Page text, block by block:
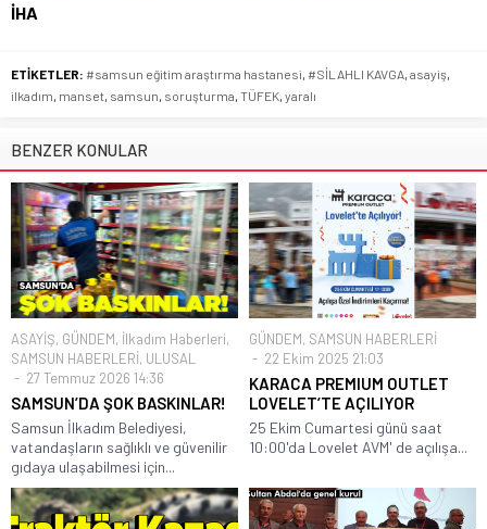
İHA
ETİKETLER: #samsun eğitim araştırma hastanesi, #SİLAHLI KAVGA, asayiş,
ilkadım, manset, samsun, soruşturma, TÜFEK, yaralı
BENZER KONULAR
ASAYİŞ, GÜNDEM, İlkadım Haberleri,
SAMSUN HABERLERİ, ULUSAL
27 Temmuz 2026 14:36
SAMSUN’DA ŞOK BASKINLAR!
Samsun İlkadım Belediyesi,
vatandaşların sağlıklı ve güvenilir
gıdaya ulaşabilmesi için...
GÜNDEM, SAMSUN HABERLERİ
22 Ekim 2025 21:03
KARACA PREMIUM OUTLET
LOVELET’TE AÇILIYOR
25 Ekim Cumartesi günü saat
10:00'da Lovelet AVM' de açılışa...